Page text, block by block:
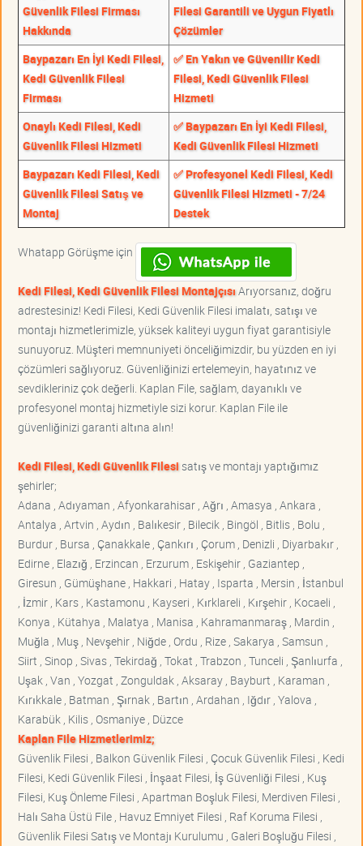
Güvenlik Filesi Firması
Hakkında
Filesi Garantili ve Uygun Fiyatlı
Çözümler
Baypazarı En İyi Kedi Filesi,
Kedi Güvenlik Filesi
Firması
✅ En Yakın ve Güvenilir Kedi
Filesi, Kedi Güvenlik Filesi
Hizmeti
Onaylı Kedi Filesi, Kedi
Güvenlik Filesi Hizmeti
✅ Baypazarı En İyi Kedi Filesi,
Kedi Güvenlik Filesi Hizmeti
Baypazarı Kedi Filesi, Kedi
Güvenlik Filesi Satış ve
Montaj
✅ Profesyonel Kedi Filesi, Kedi
Güvenlik Filesi Hizmeti - 7/24
Destek
Whatapp Görüşme için
Kedi Filesi, Kedi Güvenlik Filesi MontajçısıArıyorsanız, doğru
adrestesiniz! Kedi Filesi, Kedi Güvenlik Filesi imalatı, satışı ve
montajı hizmetlerimizle, yüksek kaliteyi uygun fiyat garantisiyle
sunuyoruz. Müşteri memnuniyeti önceliğimizdir, bu yüzden en iyi
çözümleri sağlıyoruz. Güvenliğinizi ertelemeyin, hayatınız ve
sevdikleriniz çok değerli. Kaplan File, sağlam, dayanıklı ve
profesyonel montaj hizmetiyle sizi korur. Kaplan File ile
güvenliğinizi garanti altına alın!
Kedi Filesi, Kedi Güvenlik Filesisatış ve montajı yaptığımız
şehirler;
Adana , Adıyaman , Afyonkarahisar , Ağrı , Amasya , Ankara ,
Antalya , Artvin , Aydın , Balıkesir , Bilecik , Bingöl , Bitlis , Bolu ,
Burdur , Bursa , Çanakkale , Çankırı , Çorum , Denizli , Diyarbakır ,
Edirne , Elazığ , Erzincan , Erzurum , Eskişehir , Gaziantep ,
Giresun , Gümüşhane , Hakkari , Hatay , Isparta , Mersin , İstanbul
, İzmir , Kars , Kastamonu , Kayseri , Kırklareli , Kırşehir , Kocaeli ,
Konya , Kütahya , Malatya , Manisa , Kahramanmaraş , Mardin ,
Muğla , Muş , Nevşehir , Niğde , Ordu , Rize , Sakarya , Samsun ,
Siirt , Sinop , Sivas , Tekirdağ , Tokat , Trabzon , Tunceli , Şanlıurfa ,
Uşak , Van , Yozgat , Zonguldak , Aksaray , Bayburt , Karaman ,
Kırıkkale , Batman , Şırnak , Bartın , Ardahan , Iğdır , Yalova ,
Karabük , Kilis , Osmaniye , Düzce
Kaplan File Hizmetlerimiz;
Güvenlik Filesi , Balkon Güvenlik Filesi , Çocuk Güvenlik Filesi , Kedi
Filesi, Kedi Güvenlik Filesi , İnşaat Filesi, İş Güvenliği Filesi , Kuş
Filesi, Kuş Önleme Filesi , Apartman Boşluk Filesi, Merdiven Filesi ,
Halı Saha Üstü File , Havuz Emniyet Filesi , Raf Koruma Filesi ,
Güvenlik Filesi Satış ve Montajı Kurulumu , Galeri Boşluğu Filesi ,